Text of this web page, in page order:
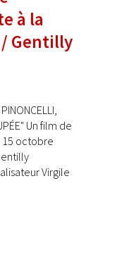
à la
Gentilly
Un film de
octobre
Virgile